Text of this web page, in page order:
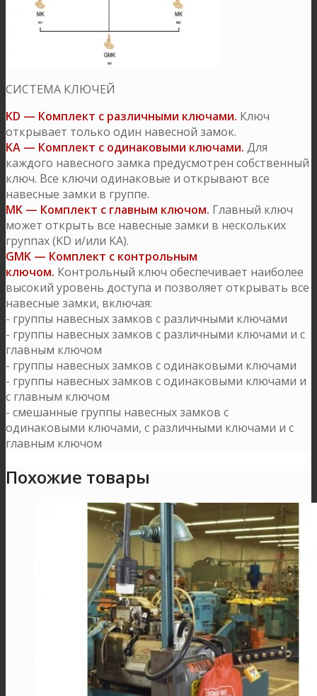
СИСТЕМА КЛЮЧЕЙ
KD — Комплект с различными ключами. Ключ
открывает только один навесной замок.
KA — Комплект с одинаковыми ключами. Для
каждого навесного замка предусмотрен собственный
ключ. Все ключи одинаковые и открывают все
навесные замки в группе.
MK — Комплект с главным ключом. Главный ключ
может открыть все навесные замки в нескольких
группах (KD и/или KA).
GMK — Комплект с контрольным
ключом. Контрольный ключ обеспечивает наиболее
высокий уровень доступа и позволяет открывать все
навесные замки, включая:
- группы навесных замков с различными ключами
- группы навесных замков с различными ключами и с
главным ключом
- группы навесных замков с одинаковыми ключами
- группы навесных замков с одинаковыми ключами и
с главным ключом
- смешанные группы навесных замков с
одинаковыми ключами, с различными ключами и с
главным ключом
Похожие товары